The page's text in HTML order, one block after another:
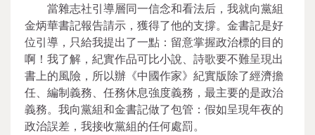
當雜志社引導層同一信念和看法后，我就向黨組
金炳華書記報告請示，獲得了他的支撐。金書記是好
位引導，只給我提出了一點：留意掌握政治標的目的
啊！我了解，紀實作品可比小說、詩歌要不難呈現出
書上的風險，所以辦《中國作家》紀實版除了經濟擔
任、編制義務、任務休息強度義務，最主要的是政治
義務。我向黨組和金書記做了包管：假如呈現年夜的
政治誤差，我接收黨組的任何處罰。